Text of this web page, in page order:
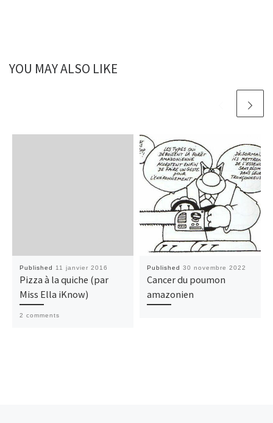
YOU MAY ALSO LIKE
Published 11 janvier 2016
Pizza à la quiche (par
Miss Ella iKnow)
2 comments
Published 30 novembre 2022
Cancer du poumon
amazonien